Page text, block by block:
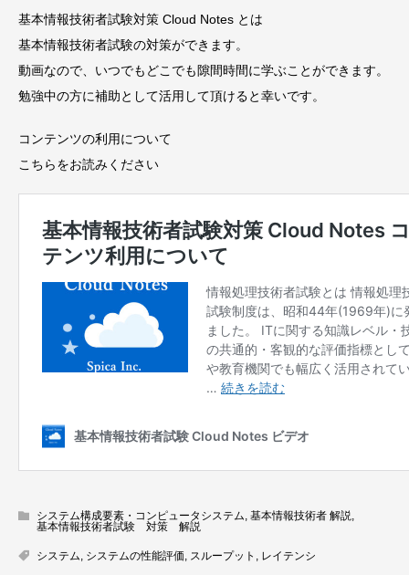
基本情報技術者試験対策 Cloud Notes とは
基本情報技術者試験の対策ができます。
動画なので、いつでもどこでも隙間時間に学ぶことができます。
勉強中の方に補助として活用して頂けると幸いです。
コンテンツの利用について
こちらをお読みください
システム構成要素・コンピュータシステム, 基本情報技術者 解説,
基本情報技術者試験 対策 解説
システム, システムの性能評価, スループット , レイテンシ